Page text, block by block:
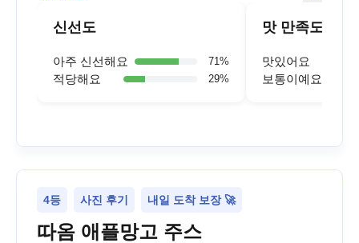
신선도
아주 신선해요 71%
적당해요 29%
맛 만족도
맛있어요
보통이예요
4등 사진 후기 내일 도착 보장 🚀
따옴 애플망고 주스